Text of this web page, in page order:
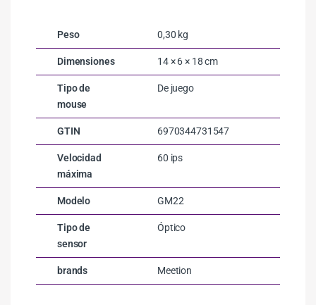
Peso 0,30 kg
Dimensiones 14 × 6 × 18 cm
Tipo de
mouse
De juego
GTIN 6970344731547
Velocidad
máxima
60 ips
Modelo GM22
Tipo de
sensor
Óptico
brands Meetion